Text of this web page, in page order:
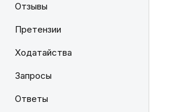
Отзывы
Претензии
Ходатайства
Запросы
Ответы